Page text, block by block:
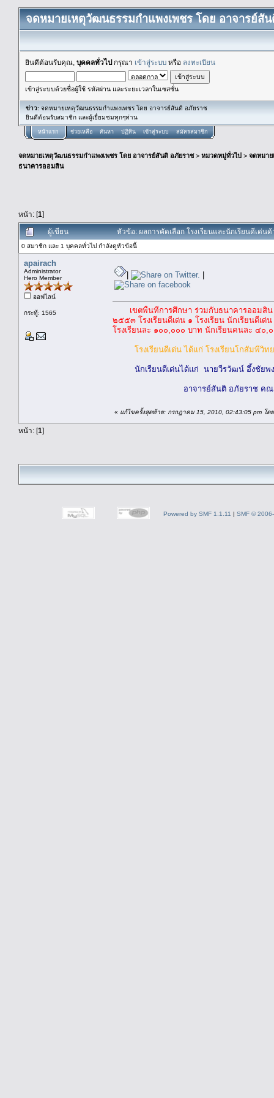
จดหมายเหตุวัฒนธรรมกำแพงเพชร โดย อาจารย์สั
ยินดีต้อนรับคุณ, บุคคลทั่วไปกรุณา เข้าสู่ระบบ หรือ ลงทะเบียน
เข้าสู่ระบบด้วยชื่อผู้ใช้ รหัสผ่าน และระยะเวลาในเซสชั่น
ข่าว: จดหมายเหตุวัฒนธรรมกำแพงเพชร โดย อาจารย์สันติ อภัยราช
ยินดีต้อนรับสมาชิก และผู้เยื่ยมชมทุกๆท่าน
หน้าแรก ช่วยเหลือ ค้นหา ปฏิทิน เข้าสู่ระบบ สมัครสมาชิก
จดหมายเหตุวัฒนธรรมกำแพงเพชร โดย อาจารย์สันติ อภัยราช> หมวดหมู่ทั่วไป > จดหมา
ธนาคารออมสิน
หน้า: [1]
ผู้เขียน หัวข้อ: ผลการคัดเลือก โรงเรียนและนักเรียนดีเด่
0 สมาชิก และ 1 บุคคลทั่วไป กำลังดูหัวข้อนี้
apairach
Administrator
Hero Member
ออฟไลน์
กระทู้: 1565
| |
เขตพื้นที่การศึกษา ร่วมกับธนาคารออมสิน
๒๕๕๓ โรงเรียนดีเด่น ๑ โรงเรียน นักเรียนดีเ
โรงเรียนละ ๑๐๐,๐๐๐ บาท นักเรียนคนละ ๔
โรงเรียนดีเด่น ได้แก่ โรงเรียนโกสัมพีวิ
นักเรียนดีเด่นได้แก่ นายวีรวัฒน์ อึ้งชัยพ
อาจารย์สันติ อภัยราช ค
« แก้ไขครั้งสุดท้าย: กรกฎาคม 15, 2010, 02:43:05 pm โด
หน้า: [1]
Powered by SMF 1.1.11 | SMF ©